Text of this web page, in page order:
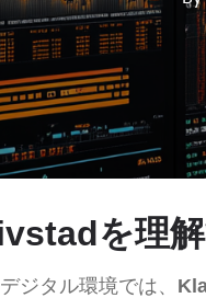
を理
ジタル環境では、